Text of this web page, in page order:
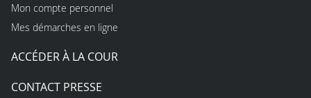
Mon compte personnel
Mes démarches en ligne
ACCÉDER À LA COUR
CONTACT PRESSE